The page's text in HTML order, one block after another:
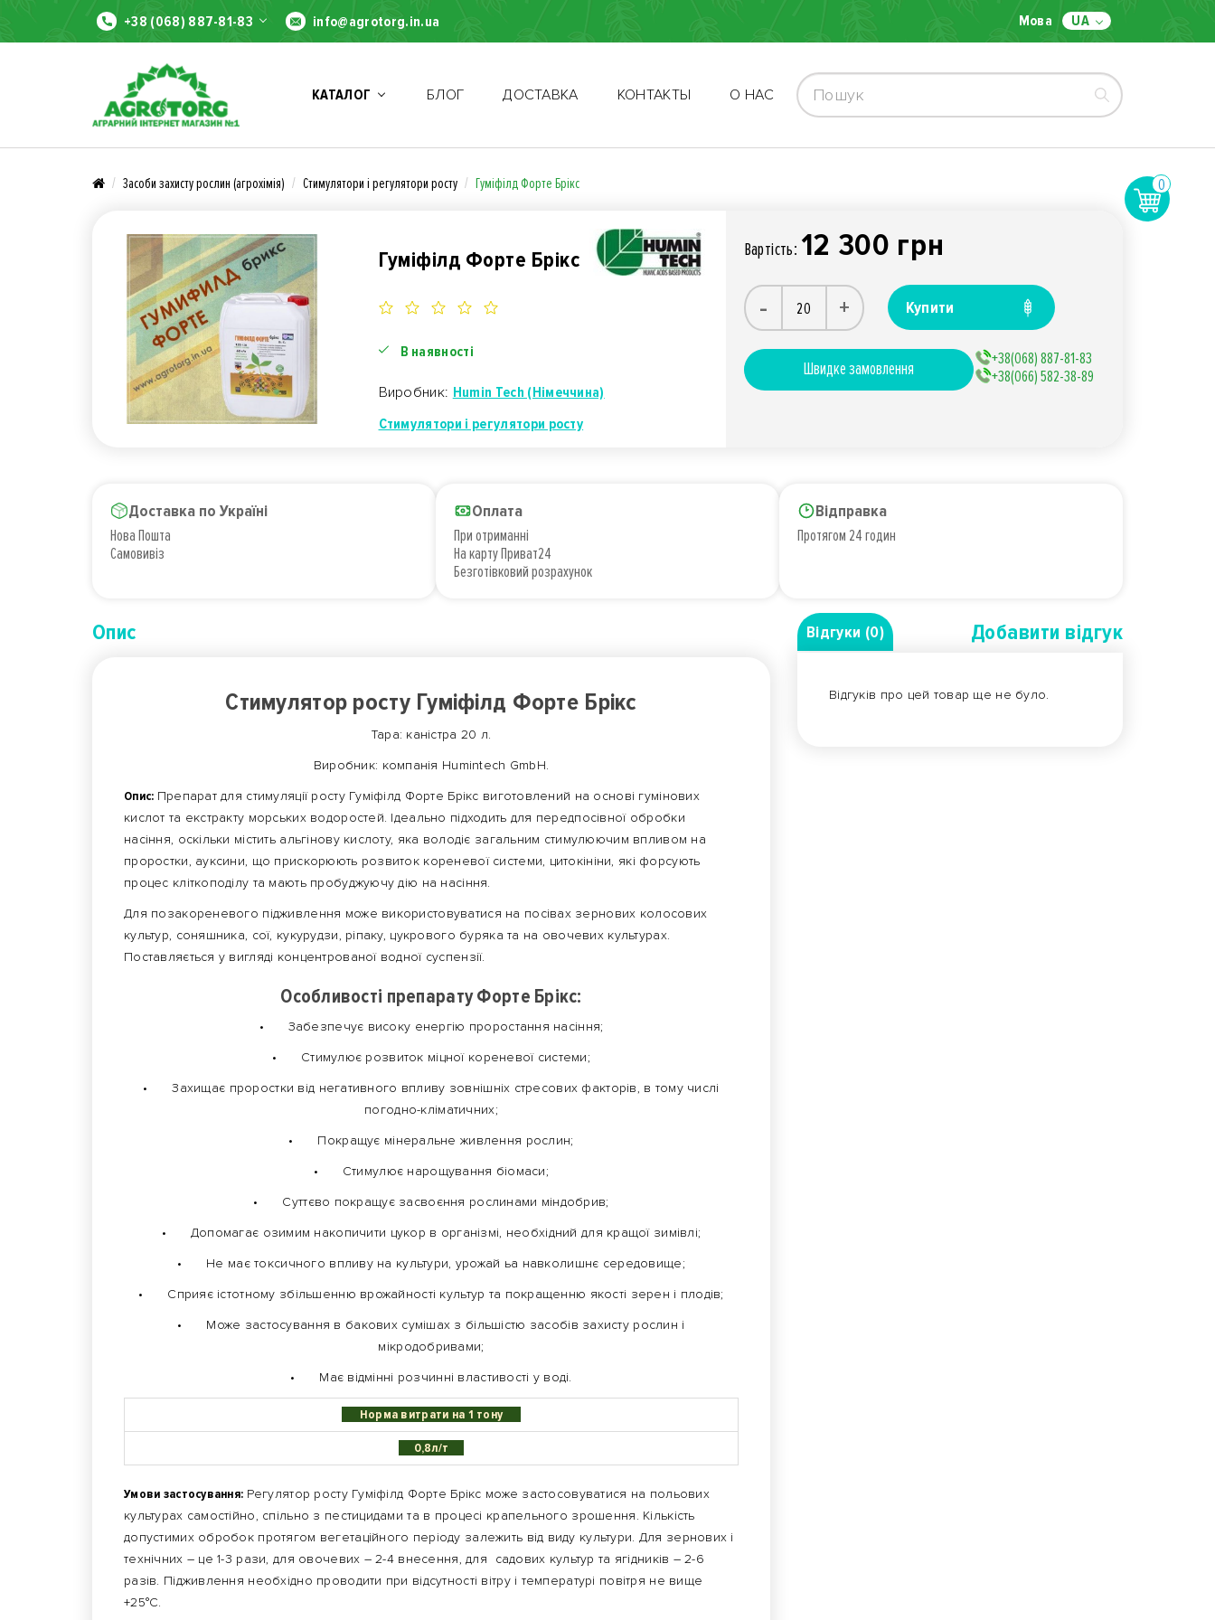
+38 (068) 887-81-83 info@agrotorg.in.ua Мова UA
КАТАЛОГ БЛОГ ДОСТАВКА КОНТАКТЫ О НАС
0
Засоби захисту рослин (агрохімія) Стимулятори і регулятори росту Гуміфілд Форте Брікс
Гуміфілд Форте Брікс
В наявності
Виробник: Humin Tech (Німеччина)
Стимулятори і регулятори росту
Вартiсть: 12 300 грн
- + Купити
Швидке замовлення
+38(068) 887-81-83
+38(066) 582-38-89
Доставка по Україні
Нова Пошта
Самовивіз
Оплата
При отриманні
На карту Приват24
Безготівковий розрахунок
Відправка
Протягом 24 годин
Опис
Стимулятор росту Гуміфілд Форте Брікс
Тара: каністра 20 л.
Виробник: компанія Humintech GmbH.
Опис: Препарат для стимуляції росту Гуміфілд Форте Брікс виготовлений на основі гумінових
кислот та екстракту морських водоростей. Ідеально підходить для передпосівної обробки
насіння, оскільки містить альгінову кислоту, яка володіє загальним стимулюючим впливом на
проростки, ауксини, що прискорюють розвиток кореневої системи, цитокініни, які форсують
процес кліткоподілу та мають пробуджуючу дію на насіння.
Для позакореневого підживлення може використовуватися на посівах зернових колосових
культур, соняшника, сої, кукурудзи, ріпаку, цукрового буряка та на овочевих культурах.
Поставляється у вигляді концентрованої водної суспензії.
Особливості препарату Форте Брікс:
•
Забезпечує високу енергію проростання насіння;
•
Стимулює розвиток міцної кореневої системи;
•
Захищає проростки від негативного впливу зовнішніх стресових факторів, в тому числі
погодно-кліматичних;
•
Покращує мінеральне живлення рослин;
•
Стимулює нарощування біомаси;
•
Суттєво покращує засвоєння рослинами міндобрив;
•
Допомагає озимим накопичити цукор в організмі, необхідний для кращої зимівлі;
•
Не має токсичного впливу на культури, урожай ьа навколишнє середовище;
•
Сприяє істотному збільшенню врожайності культур та покращенню якості зерен і плодів;
•
Може застосування в бакових сумішах з більшістю засобів захисту рослин і
мікродобривами;
•
Має відмінні розчинні властивості у воді.
Норма витрати на 1 тону
0,8л/т
Умови застосування: Регулятор росту Гуміфілд Форте Брікс може застосовуватися на польових
культурах самостійно, спільно з пестицидами та в процесі крапельного зрошення. Кількість
допустимих обробок протягом вегетаційного періоду залежить від виду культури. Для зернових і
технічних – це 1-3 рази, для овочевих – 2-4 внесення, для садових культур та ягідників – 2-6
разів. Підживлення необхідно проводити при відсутності вітру і температурі повітря не вище
+25°С.
Відгуки (0) Добавити вiдгук
Відгуків про цей товар ще не було.